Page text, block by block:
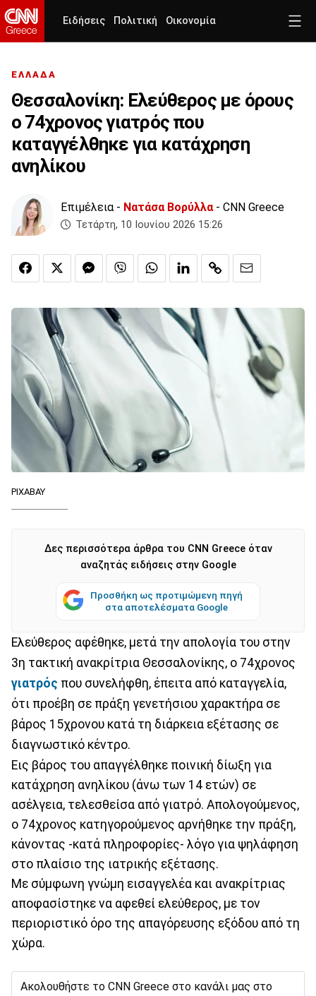
Ειδήσεις Πολιτική Οικονομία
ΕΛΛΑΔΑ
Θεσσαλονίκη: Ελεύθερος με όρους
ο 74χρονος γιατρός που
καταγγέλθηκε για κατάχρηση
ανηλίκου
Επιμέλεια - Νατάσα Βορύλλα- CNN Greece
Τετάρτη, 10 Ιουνίου 2026 15:26
PIXABAY
Δες περισσότερα άρθρα του CNN Greece όταν
αναζητάς ειδήσεις στην Google
Προσθήκη ως προτιμώμενη πηγή
στα αποτελέσματα Google
Ελεύθερος αφέθηκε, μετά την απολογία του στην
3η τακτική ανακρίτρια Θεσσαλονίκης, ο 74χρονος
γιατρός που συνελήφθη, έπειτα από καταγγελία,
ότι προέβη σε πράξη γενετήσιου χαρακτήρα σε
βάρος 15χρονου κατά τη διάρκεια εξέτασης σε
διαγνωστικό κέντρο.
Εις βάρος του απαγγέλθηκε ποινική δίωξη για
κατάχρηση ανηλίκου (άνω των 14 ετών) σε
ασέλγεια, τελεσθείσα από γιατρό. Απολογούμενος,
ο 74χρονος κατηγορούμενος αρνήθηκε την πράξη,
κάνοντας -κατά πληροφορίες- λόγο για ψηλάφηση
στο πλαίσιο της ιατρικής εξέτασης.
Με σύμφωνη γνώμη εισαγγελέα και ανακρίτριας
αποφασίστηκε να αφεθεί ελεύθερος, με τον
περιοριστικό όρο της απαγόρευσης εξόδου από τη
χώρα.
Ακολουθήστε το CNN Greece στο κανάλι μας στο